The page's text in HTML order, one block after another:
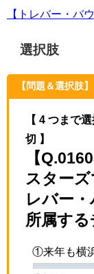
【トレバー・バ
選択肢
【問題＆選択肢】
【 4 つまで
切 】
【
スター
レバー
所属する
①来年も横